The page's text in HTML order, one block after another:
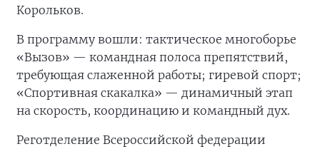
Корольков.
В программу вошли: тактическое многоборье
«Вызов» — командная полоса препятствий,
требующая слаженной работы; гиревой спорт;
«Спортивная скакалка» — динамичный этап
на скорость, координацию и командный дух.
Реготделение Всероссийской федерации